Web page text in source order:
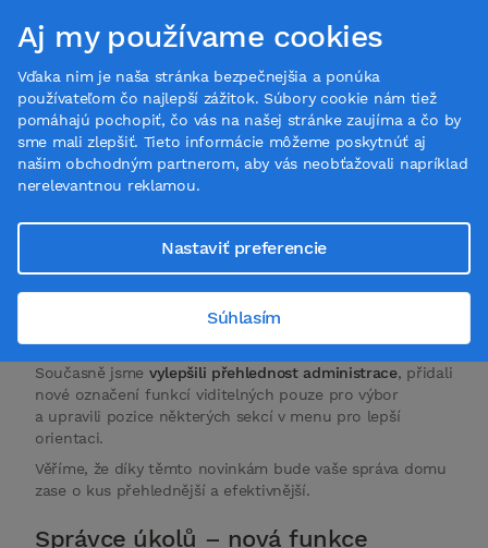
Verze 1.18
Víme, že jste si dlouho přáli lepší přehled o tom, co se
jednoduše sledovat, co je potřeba udělat, kdo na čem
pracuje a kdy má být hotovo.
Současně jsme vylepšili přehlednost administrace, přidali
nové označení funkcí viditelných pouze pro výbor
a upravili pozice některých sekcí v menu pro lepší
orientaci.
Věříme, že díky těmto novinkám bude vaše správa domu
zase o kus přehlednější a efektivnější.
Správce úkolů – nová funkce
Aj my používame cookies
Vďaka nim je naša stránka bezpečnejšia a ponúka
používateľom čo najlepší zážitok. Súbory cookie nám tiež
pomáhajú pochopiť, čo vás na našej stránke zaujíma a čo by
sme mali zlepšiť. Tieto informácie môžeme poskytnúť aj
našim obchodným partnerom, aby vás neobťažovali napríklad
nerelevantnou reklamou.
Nastaviť preferencie
Súhlasím